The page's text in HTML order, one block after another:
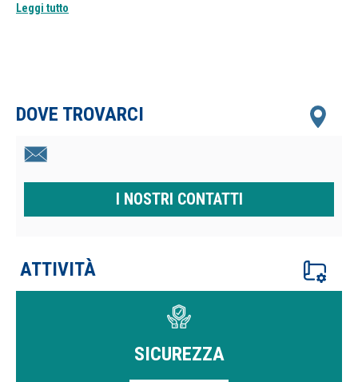
Leggi tutto
DOVE TROVARCI
I NOSTRI CONTATTI
ATTIVITÀ
SICUREZZA